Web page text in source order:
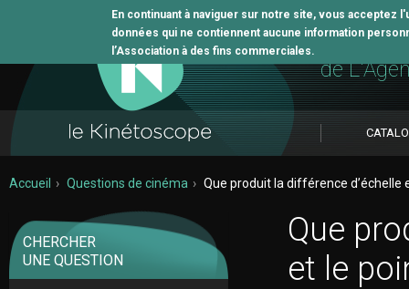
En continuant à naviguer sur notre site, vous
données qui ne contiennent aucune information
l’Association à des fins commerciales. L'outil
de
Accueil Questions de cinéma Que produit la différence d’échelle
CHERCHER
UNE QUESTION
Que
et le